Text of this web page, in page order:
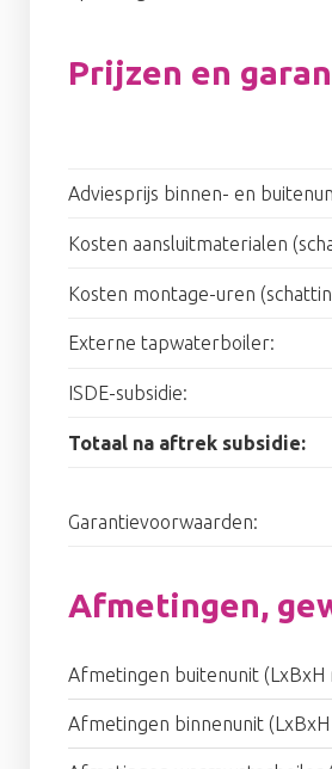
Prijzen en
Adviesprijs binnen- en
Kosten aansluitmaterialen
Kosten montage-uren
Externe tapwaterboiler:
ISDE-subsidie:
Totaal na aftrek subsidie:
Garantievoorwaarden:
Afmetingen,
Afmetingen buitenunit (LxBxH
Afmetingen binnenunit